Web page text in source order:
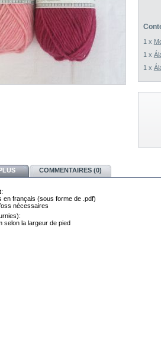
1 x
1 x
1 x
COMMENTAIRES (0)
en français (sous forme de .pdf)
nécessaires
selon la largeur de pied